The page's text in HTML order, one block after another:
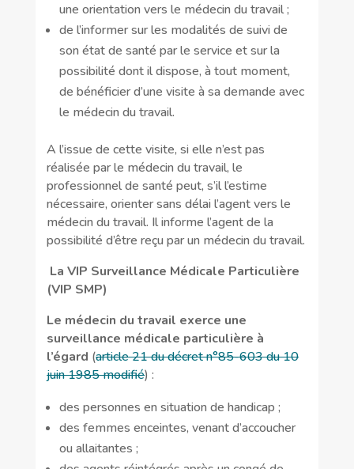
une orientation vers le médecin du travail ;
de l’informer sur les modalités de suivi de
son état de santé par le service et sur la
possibilité dont il dispose, à tout moment,
de bénéficier d’une visite à sa demande avec
le médecin du travail.
A l’issue de cette visite, si elle n’est pas
réalisée par le médecin du travail, le
professionnel de santé peut, s’il l’estime
nécessaire, orienter sans délai l’agent vers le
médecin du travail. Il informe l’agent de la
possibilité d’être reçu par un médecin du travail.
La VIP Surveillance Médicale Particulière
(VIP SMP)
Le médecin du travail exerce une
surveillance médicale particulière à
l’égard (article 21 du décret n°85-603 du 10
juin 1985 modifié) :
des personnes en situation de handicap ;
des femmes enceintes, venant d’accoucher
ou allaitantes ;